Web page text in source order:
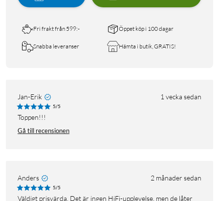
Fri frakt från 599:- Öppet köp i 100 dagar
Snabba leveranser Hämta i butik, GRATIS!
Jan-Erik 1 vecka sedan
5/5
Toppen!!!
Gå till recensionen
Anders 2 månader sedan
5/5
Väldigt prisvärda. Det är ingen HiFi-upplevelse, men de låter